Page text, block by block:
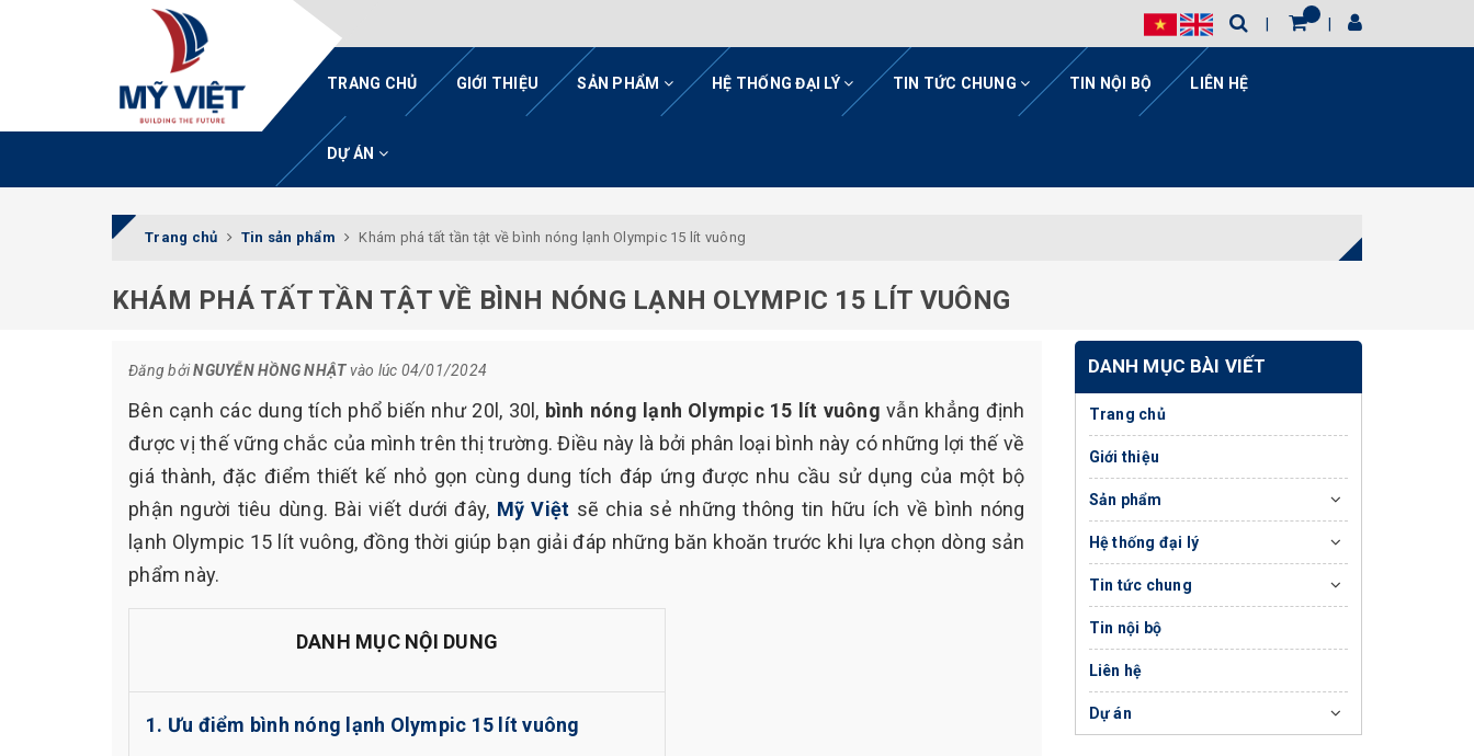
TRANG CHỦ GIỚI THIỆU SẢN PHẨM HỆ THỐNG ĐẠI LÝ TIN TỨC CHUNG TIN NỘI BỘ LIÊN HỆ
DỰ ÁN
Trang chủ Tin sản phẩm Khám phá tất tần tật về bình nóng lạnh Olympic 15 lít vuông
KHÁM PHÁ TẤT TẦN TẬT VỀ BÌNH NÓNG LẠNH OLYMPIC 15 LÍT VUÔNG
Đăng bởiNGUYỄN HỒNG NHẬTvào lúc 04/01/2024
Bên cạnh các dung tích phổ biến như 20l, 30l, bình nóng lạnh Olympic 15 lít vuôngvẫn khẳng định
được vị thế vững chắc của mình trên thị trường. Điều này là bởi phân loại bình này có những lợi thế về
giá thành, đặc điểm thiết kế nhỏ gọn cùng dung tích đáp ứng được nhu cầu sử dụng của một bộ
phận người tiêu dùng. Bài viết dưới đây, Mỹ Việt sẽ chia sẻ những thông tin hữu ích về bình nóng
lạnh Olympic 15 lít vuông, đồng thời giúp bạn giải đáp những băn khoăn trước khi lựa chọn dòng sản
phẩm này.
DANH MỤC NỘI DUNG
1. Ưu điểm bình nóng lạnh Olympic 15 lít vuông
DANH MỤC BÀI VIẾT
Trang chủ
Giới thiệu
Sản phẩm
Hệ thống đại lý
Tin tức chung
Tin nội bộ
Liên hệ
Dự án